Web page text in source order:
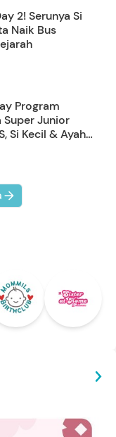
2! Serunya Si
Naik Bus
Program
Super Junior
Si Kecil & Ayah